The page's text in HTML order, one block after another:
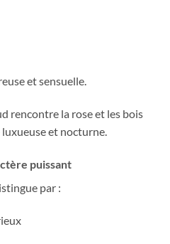
et sensuelle.
rencontre la rose et les bois
et nocturne.
puissant
par :